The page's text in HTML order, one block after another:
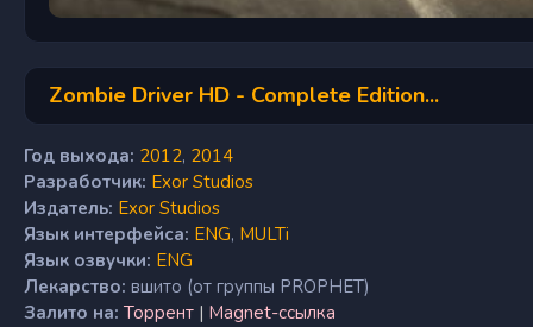
Zombie Driver HD - Complete Edition...
Год выхода: 2012, 2014
Разработчик: Exor Studios
Издатель: Exor Studios
Язык интерфейса: ENG, MULTi
Язык озвучки: ENG
Лекарство: вшито (от группы PROPHET)
Залито на: Торрент | Magnet-ссылка